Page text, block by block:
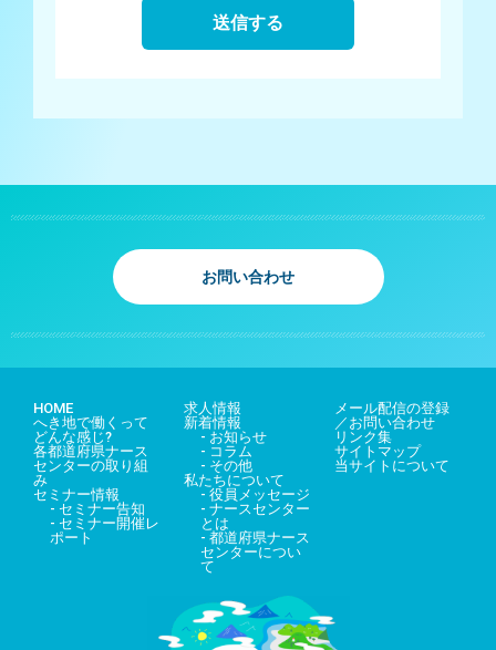
お問い合わせ
HOME
へき地で働くって
どんな感じ?
各都道府県ナース
センターの取り組
み
セミナー情報
- セミナー告知
- セミナー開催レ
ポート
求人情報
新着情報
- お知らせ
- コラム
- その他
私たちについて
- 役員メッセージ
- ナースセンター
とは
- 都道府県ナース
センターについ
て
メール配信の登録
／お問い合わせ
リンク集
サイトマップ
当サイトについて